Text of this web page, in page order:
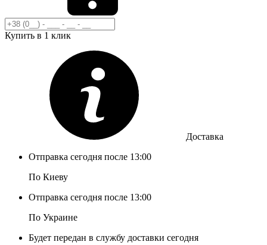
Купить в 1 клик
Доставка
Отправка сегодня после 13:00
По Киеву
Отправка сегодня после 13:00
По Украине
Будет передан в службу доставки сегодня